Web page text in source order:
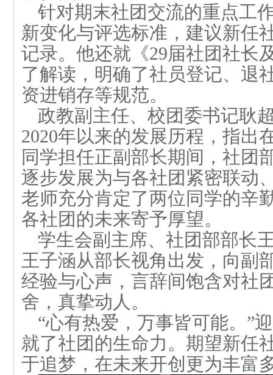
针对期末社团交流的重点工
新变化与评选标准， 建议新任
记录。他还就 《29届社团社长
了解读 ，明确了社员登记、退
资进销存等规范。
政教副主任、校团委书记耿
2020年以来的发展历程， 指出
同学担任正副部长期间，社团
逐步发展为与各社团紧密联动
老师充分肯定了两位同学的辛
各社团 的未来寄予厚望。
学生会副主席、社团部部长
王子涵从部长视角 出发，向副
经验与心声 ，言辞间饱含对社
舍，真挚动人。
“心有热爱，万事皆可能。 ”
就了社团的生命力。 期望新任
于追梦 ，在未来开创 更为丰富